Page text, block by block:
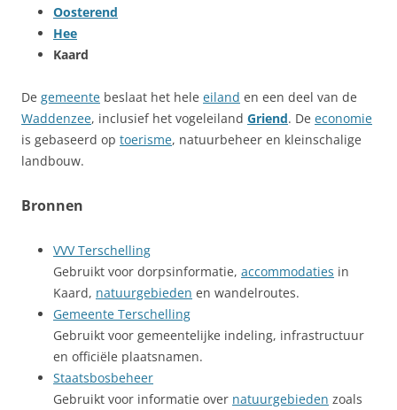
Oosterend
Hee
Kaard
De gemeente beslaat het hele eiland en een deel van de
Waddenzee, inclusief het vogeleiland Griend. De economie
is gebaseerd op toerisme, natuurbeheer en kleinschalige
landbouw.
Bronnen
VVV Terschelling
Gebruikt voor dorpsinformatie, accommodaties in
Kaard, natuurgebieden en wandelroutes.
Gemeente Terschelling
Gebruikt voor gemeentelijke indeling, infrastructuur
en officiële plaatsnamen.
Staatsbosbeheer
Gebruikt voor informatie over natuurgebieden zoals